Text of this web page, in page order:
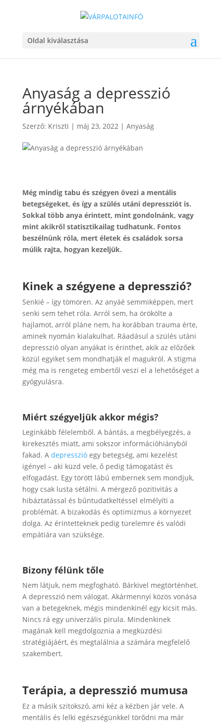
Oldal kiválasztása
Anyaság a depresszió
árnyékában
Szerző: Kriszti | máj 23, 2022| Anyaság
Még mindig tabu és szégyen övezi a mentális
betegségeket, és így a szülés utáni depressziót is.
Sokkal több anya érintett, mint gondolnánk, vagy
mint akikről statisztikailag tudhatunk. Fontos
beszélnünk róla, mert életek és családok sorsa
múlik rajta, hogyan kezeljük.
Kinek a szégyene a depresszió?
Senkié – így tömören. Az anyáé semmiképpen, mert
senki sem tehet róla. Arról sem, ha örökölte a
hajlamot, arról pláne nem, ha korábban trauma érte,
aminek nyomán kialakulhat. Ráadásul a szülés utáni
depresszió olyan anyákat is érinthet, akik az előzőek
közül egyiket sem mondhatják el magukról. A stigma
még ma is rengeteg embertől veszi el a lehetőséget a
gyógyulásra.
Miért szégyeljük akkor mégis?
Leginkább félelemből. A bántás, a megbélyegzés, a
kirekesztés miatt, ami sokszor információhiányból
fakad. A depresszióegy betegség, ami kezelést
igényel – aki küzd vele, ő pedig támogatást és
elfogadást. Egy törött lábú embernek sem mondjuk,
hogy csak lusta sétálni. A mérgező pozitivitás a
hibáztatással és bűntudatkeltéssel elmélyíti a
problémát. A bizakodás és optimizmus a környezet
dolga. Az érintetteknek pedig türelemre és valódi
empátiára van szüksége.
Bizony félünk tőle
Nem látjuk, nem megfogható. Bárkivel megtörténhet.
A depresszió nem válogat. Akármennyi közös vonása
van a betegeknek, mégis mindenkinél egy kicsit más.
Nincs rá egy univerzális pirula. Mindenkinek
magának kell megdolgoznia a megküzdési
stratégiájáért, és megtalálnia a számára megfelelő
szakembert.
Terápia, a depresszió mumusa
Ez a másik szitokszó, ami kéz a kézben jár vele. A
mentális és lelki egészségünkkel törődni ma már